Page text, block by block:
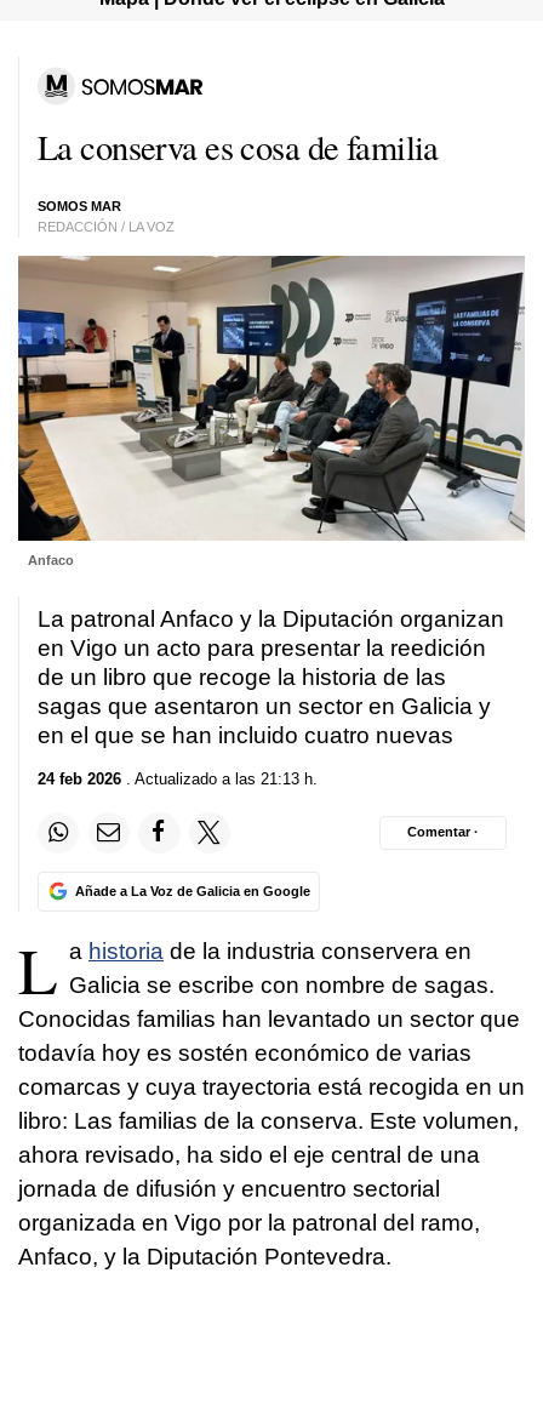
La conserva es cosa de familia
SOMOS MAR
REDACCIÓN / LA VOZ
Anfaco
La patronal Anfaco y la Diputación organizan
en Vigo un acto para presentar la reedición
de un libro que recoge la historia de las
sagas que asentaron un sector en Galicia y
en el que se han incluido cuatro nuevas
24 feb 2026 . Actualizado a las 21:13 h.
Añade a La Voz de Galicia en Google
Comentar ·
L a historia de la industria conservera en
Galicia se escribe con nombre de sagas.
Conocidas familias han levantado un sector que
todavía hoy es sostén económico de varias
comarcas y cuya trayectoria está recogida en un
libro: Las familias de la conserva. Este volumen,
ahora revisado, ha sido el eje central de una
jornada de difusión y encuentro sectorial
organizada en Vigo por la patronal del ramo,
Anfaco, y la Diputación Pontevedra.